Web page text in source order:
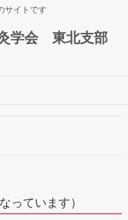
サイトです
学会 東北支部
っています）